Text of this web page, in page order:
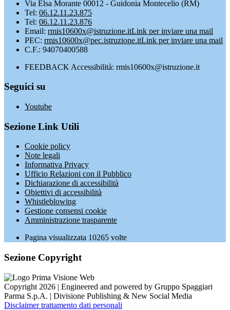
Via Elsa Morante 00012 - Guidonia Montecelio (RM)
Tel: 06.12.11.23.875
Tel: 06.12.11.23.876
Email: rmis10600x@istruzione.itLink per inviare una mail
PEC: rmis10600x@pec.istruzione.itLink per inviare una mail
C.F.: 94070400588
FEEDBACK Accessibilità: rmis10600x@istruzione.it
Seguici su
Youtube
Sezione Link Utili
Cookie policy
Note legali
Informativa Privacy
Ufficio Relazioni con il Pubblico
Dichiarazione di accessibilità
Obiettivi di accessibilità
Whistleblowing
Gestione consensi cookie
Amministrazione trasparente
Pagina visualizzata 10265 volte
Sezione Copyright
Copyright 2026 | Engineered and powered by Gruppo Spaggiari
Parma S.p.A. | Divisione Publishing & New Social Media
Disclaimer trattamento dati personali